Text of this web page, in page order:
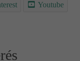
Youtube